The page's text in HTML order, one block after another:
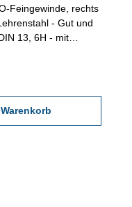
Feingewinde, rechts
- Gut und
13, 6H - mit